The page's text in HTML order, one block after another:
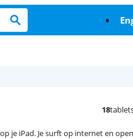
18
je iPad. Je surft op internet en